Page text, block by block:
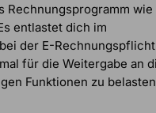
Rechnungsprogramm wie
entlastet dich im
der E-Rechnungspflicht
für die Weitergabe an
Funktionen zu